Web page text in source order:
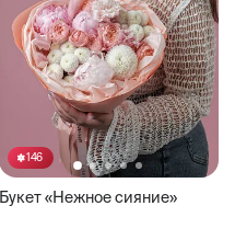
146
Букет «Нежное сияние»